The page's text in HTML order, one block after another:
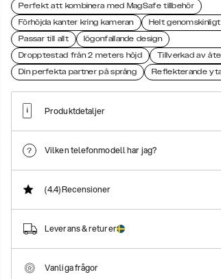
Perfekt att kombinera med MagSafe tillbehör
Förhöjda kanter kring kameran
Helt genomskinligt
Passar till allt
Iögonfallande design
Dropptestad från 2 meters höjd
Tillverkad av
Din perfekta partner på språng
Reflekterande
Produktdetaljer
Vilken telefonmodell har jag?
(4.4)Recensioner
Leverans & returer
Vanliga frågor